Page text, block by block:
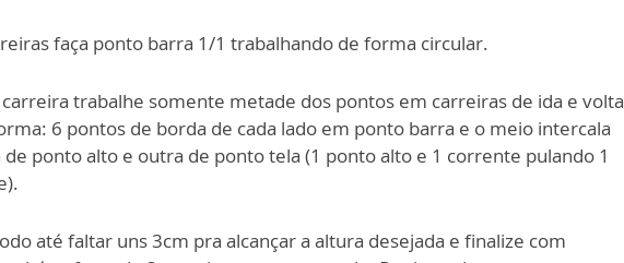
faça ponto barra 1/1 trabalhando de forma circular.
trabalhe somente metade dos pontos em carreiras de ida e volta
6 pontos de borda de cada lado em ponto barra e o meio intercala
ponto alto e outra de ponto tela (1 ponto alto e 1 corrente pulando 1
até faltar uns 3cm pra alcançar a altura desejada e finalize com